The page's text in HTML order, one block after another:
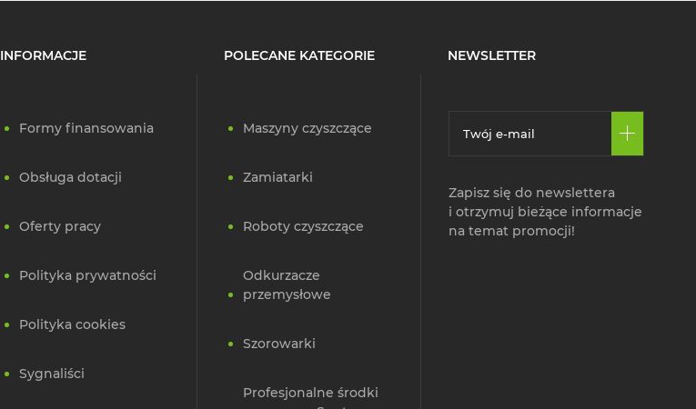
INFORMACJE
Formy finansowania
Obsługa dotacji
Oferty pracy
Polityka prywatności
Polityka cookies
Sygnaliści
POLECANE KATEGORIE
Maszyny czyszczące
Zamiatarki
Roboty czyszczące
Odkurzacze
przemysłowe
Szorowarki
Profesjonalne środki
NEWSLETTER
Zapisz się do newslettera
i otrzymuj bieżące informacje
na temat promocji!